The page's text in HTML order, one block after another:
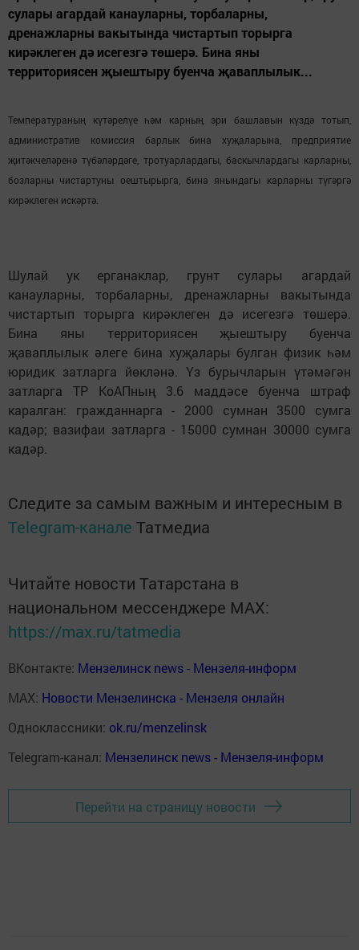
сулары агардай канауларны, торбаларны,
дренажларны вакытында чистартып торырга
кирәклеген дә исегезгә төшерә. Бина яны
территориясен җыештыру буенча җаваплылык...
Температураның күтәрелүе һәм карның эри башлавын күздә тотып,
административ комиссия барлык бина хуҗаларына, предприятие
җитәкчеләренә түбәләрдәге, тротуарлардагы, баскычлардагы карларны,
бозларны чистартуны оештырырга, бина янындагы карларны түгәргә
кирәклеген искәртә.
Шулай ук ерганаклар, грунт сулары агардай
канауларны, торбаларны, дренажларны вакытында
чистартып торырга кирәклеген дә исегезгә төшерә.
Бина яны территориясен җыештыру буенча
җаваплылык әлеге бина хуҗалары булган физик һәм
юридик затларга йөкләнә. Үз бурычларын үтәмәгән
затларга ТР КоАПның 3.6 маддәсе буенча штраф
каралган: гражданнарга - 2000 сумнан 3500 сумга
кадәр; вазифаи затларга - 15000 сумнан 30000 сумга
кадәр.
Следите за самым важным и интересным в
Telegram-канале Татмедиа
Читайте новости Татарстана в
национальном мессенджере MАХ:
https://max.ru/tatmedia
ВКонтакте: Мензелинск news - Мензеля-информ
MAX: Новости Мензелинска - Мензеля онлайн
Одноклассники: ok.ru/menzelinsk
Telegram-канал: Мензелинск news - Мензеля-информ
Перейти на страницу новости